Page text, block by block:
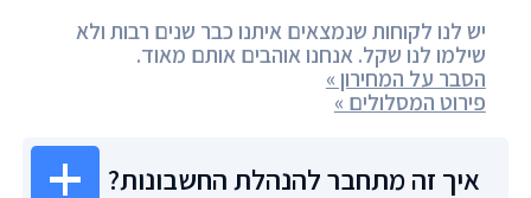
יש לנו לקוחות שנמצאים איתנו כבר שנים רבות ולא
שילמו לנו שקל. אנחנו אוהבים אותם מאוד.
הסבר על המחירון »
פירוט המסלולים »
איך זה מתחבר להנהלת החשבונות?